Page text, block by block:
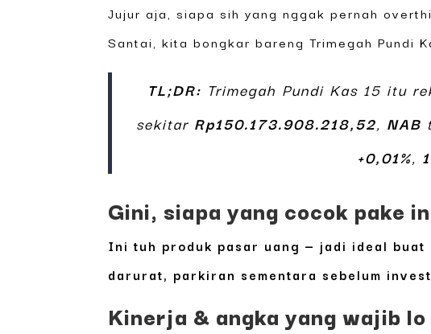
Jujur aja, siapa sih yang nggak pernah
Santai, kita bongkar bareng Trimegah Pundi
TL;DR: Trimegah Pundi Kas 15 itu
sekitar Rp150.173.908.218,52, NAB
+0,01%,
Gini, siapa yang cocok pake
Ini tuh produk pasar uang — jadi ideal
darurat, parkiran sementara sebelum
Kinerja & angka yang wajib